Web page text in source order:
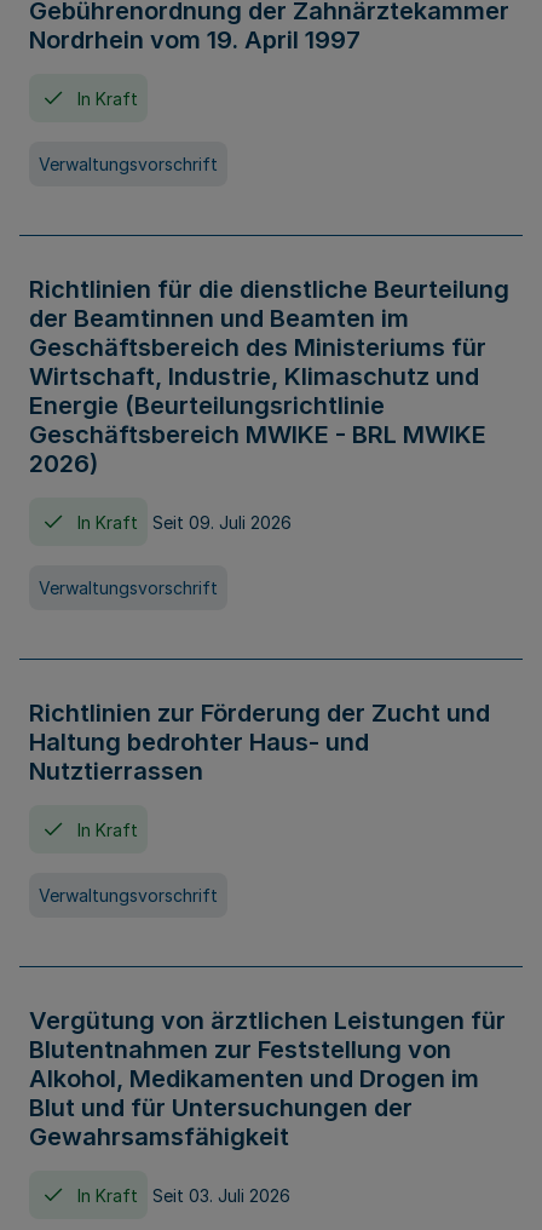
Gebührenordnung der Zahnärztekammer
Nordrhein vom 19. April 1997
In Kraft
Verwaltungsvorschrift
Richtlinien für die dienstliche Beurteilung
der Beamtinnen und Beamten im
Geschäftsbereich des Ministeriums für
Wirtschaft, Industrie, Klimaschutz und
Energie (Beurteilungsrichtlinie
Geschäftsbereich MWIKE - BRL MWIKE
2026)
In Kraft Seit 09. Juli 2026
Verwaltungsvorschrift
Richtlinien zur Förderung der Zucht und
Haltung bedrohter Haus- und
Nutztierrassen
In Kraft
Verwaltungsvorschrift
Vergütung von ärztlichen Leistungen für
Blutentnahmen zur Feststellung von
Alkohol, Medikamenten und Drogen im
Blut und für Untersuchungen der
Gewahrsamsfähigkeit
In Kraft Seit 03. Juli 2026